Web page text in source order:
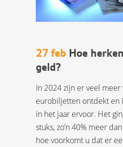
27 feb Hoe
geld?
In 2024 zijn er veel meer
eurobiljetten ontdekt en
in het jaar ervoor. Het
stuks, zo’n 40% meer
hoe voorkomt u dat er